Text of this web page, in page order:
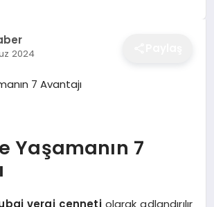
2024
Yaşamanın 7
vergi cennetiolarak adlandırılır